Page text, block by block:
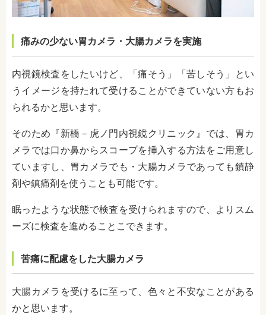
痛みの少ない胃カメラ・大腸カメラを実施
内視鏡検査をしたいけど、「痛そう」「苦しそう」とい
うイメージを持たれて受けることができていない方もお
られるかと思います。
そのため『新橋－虎ノ門内視鏡クリニック』では、胃カ
メラでは口か鼻からスコープを挿入する方法をご用意し
ていますし、胃カメラでも・大腸カメラであっても鎮静
剤や鎮痛剤を使うことも可能です。
眠ったような状態で検査を受けられますので、よりスム
ーズに検査を進めることこできます。
苦痛に配慮をした大腸カメラ
大腸カメラを受けるに至って、色々と不安なことがある
かと思います。